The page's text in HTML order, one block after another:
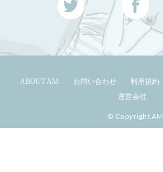
ABOUT AM お問い合わせ 利用規約
運営会社
© Copyright AM